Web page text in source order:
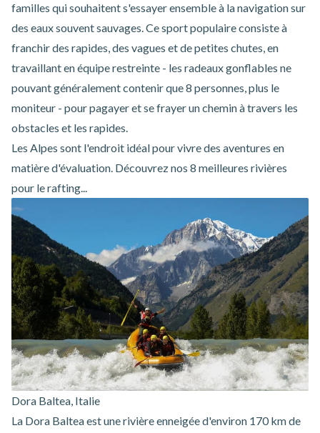
familles qui souhaitent s'essayer ensemble à la navigation sur
des eaux souvent sauvages. Ce sport populaire consiste à
franchir des rapides, des vagues et de petites chutes, en
travaillant en équipe restreinte - les radeaux gonflables ne
pouvant généralement contenir que 8 personnes, plus le
moniteur - pour pagayer et se frayer un chemin à travers les
obstacles et les rapides.
Les Alpes sont l'endroit idéal pour vivre des aventures en
matière d'évaluation. Découvrez nos 8 meilleures rivières
pour le rafting...
Dora Baltea, Italie
La Dora Baltea est une rivière enneigée d'environ 170 km de